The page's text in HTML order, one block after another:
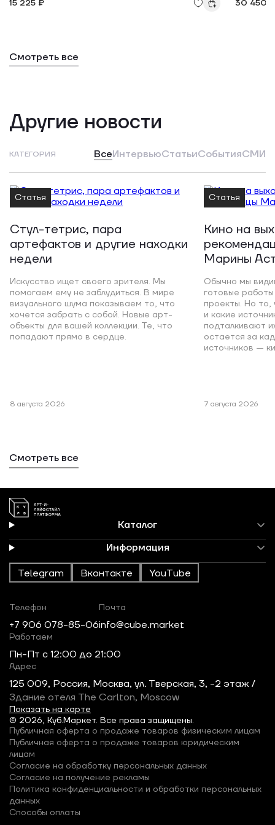
15 225 ₽ 30 450
Смотреть все
Другие новости
КАТЕГОРИЯ ВсеИнтервьюСтатьиСобытияСМИ
Статья
Стул-тетрис, пара
артефактов и другие находки
недели
Искусство ищет своего зрителя. Мы
помогаем ему не заблудиться. В мире
визуального шума показываем то, что
хочется забрать с собой. Новые арт-
объекты для вашей коллекции. Те, что
попадают прямо в сердце.
8 августа 2026
Статья
Кино на
Марины
Обычно мы
готовые
проекты. Но то,
и какие
подталкивают
остается за
источников —
7 августа 2026
Смотреть все
Каталог
Информация
Telegram Вконтакте YouTube
© 2026, Куб.Маркет. Все права защищены.
Телефон
+7 906 078-85-06
Почта
info@cube.market
Работаем
Пн-Пт c 12:00 до 21:00
Адрес
125 009, Россия, Москва, ул. Тверская, 3, -2 этаж /
Здание отеля The Carlton, Moscow
Показать на карте
Публичная оферта о продаже товаров физическим лицам
Публичная оферта о продаже товаров юридическим
лицам
Согласие на обработку персональных данных
Согласие на получение рекламы
Политика конфиденциальности и обработки персональных
данных
Способы оплаты